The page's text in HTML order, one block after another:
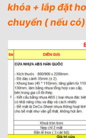
khóa + lắp đặt
chuyển ( nếu